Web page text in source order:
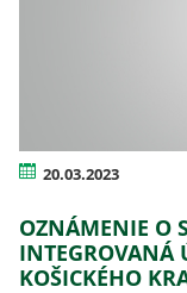
20.03.2023
OZNÁMENIE O
INTEGROVANÁ
KOŠICKÉHO